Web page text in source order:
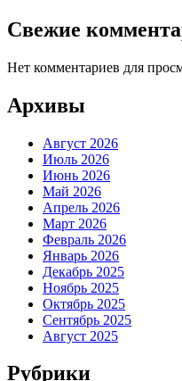
Свежие
Нет комментариев для
Архивы
Август 2026
Июль 2026
Июнь 2026
Май 2026
Апрель 2026
Март 2026
Февраль 2026
Январь 2026
Декабрь 2025
Ноябрь 2025
Октябрь 2025
Сентябрь 2025
Август 2025
Рубрики